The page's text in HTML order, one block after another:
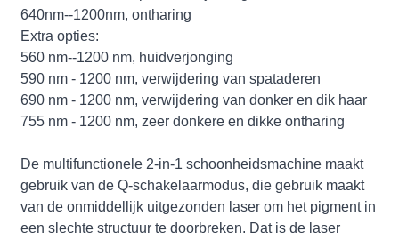
640nm--1200nm, ontharing
Extra opties:
560 nm--1200 nm, huidverjonging
590 nm - 1200 nm, verwijdering van spataderen
690 nm - 1200 nm, verwijdering van donker en dik haar
755 nm - 1200 nm, zeer donkere en dikke ontharing
De multifunctionele 2-in-1 schoonheidsmachine maakt
gebruik van de Q-schakelaarmodus, die gebruik maakt
van de onmiddellijk uitgezonden laser om het pigment in
een slechte structuur te doorbreken. Dat is de laser